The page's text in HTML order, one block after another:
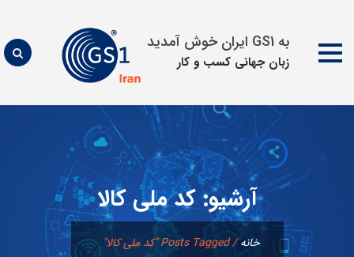
به GS1 ایران خوش آمدید
زبان جهانی كسب و كار
محتوا
آرشیو:کد ملی کالا
خانه/Posts Tagged "کد ملی کالا"